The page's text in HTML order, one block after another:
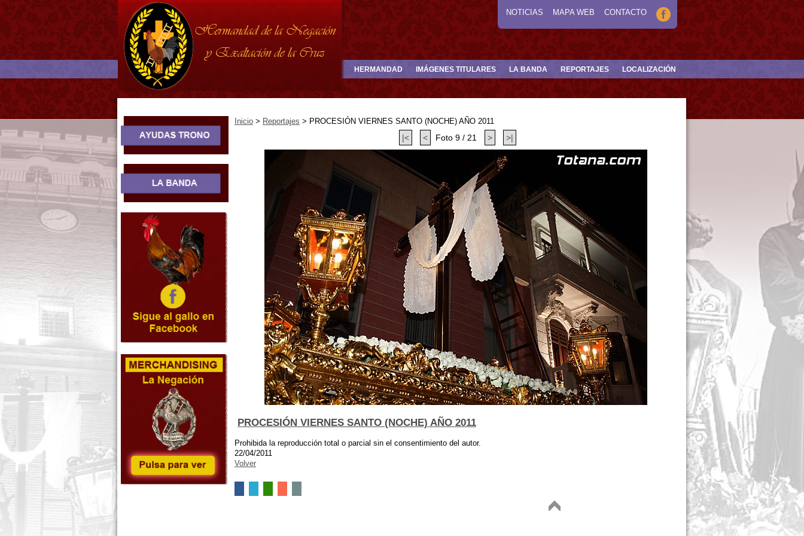
NOTICIAS MAPA WEB CONTACTO
HERMANDAD IMÁGENES TITULARES LA BANDA REPORTAJES LOCALIZACIÓN
Inicio > Reportajes > PROCESIÓN VIERNES SANTO (NOCHE) AÑO 2011
|< < Foto 9 / 21 > >|
PROCESIÓN VIERNES SANTO (NOCHE) AÑO 2011
Prohibida la reproducción total o parcial sin el consentimiento del autor.
22/04/2011
Volver